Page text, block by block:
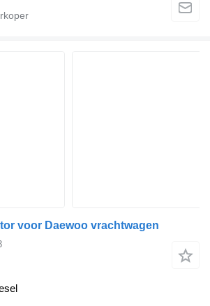
voor Daewoo vrachtwagen